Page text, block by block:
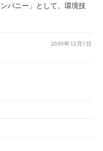
パニー」として、環境技
2009年12月1日